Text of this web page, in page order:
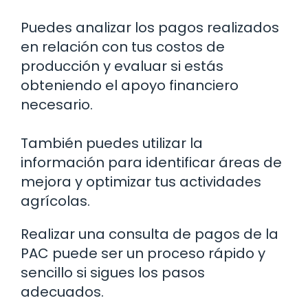
Puedes analizar los pagos realizados
en relación con tus costos de
producción y evaluar si estás
obteniendo el apoyo financiero
necesario.
También puedes utilizar la
información para identificar áreas de
mejora y optimizar tus actividades
agrícolas.
Realizar una consulta de pagos de la
PAC puede ser un proceso rápido y
sencillo si sigues los pasos
adecuados.